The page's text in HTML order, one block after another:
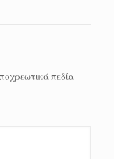
πεδία